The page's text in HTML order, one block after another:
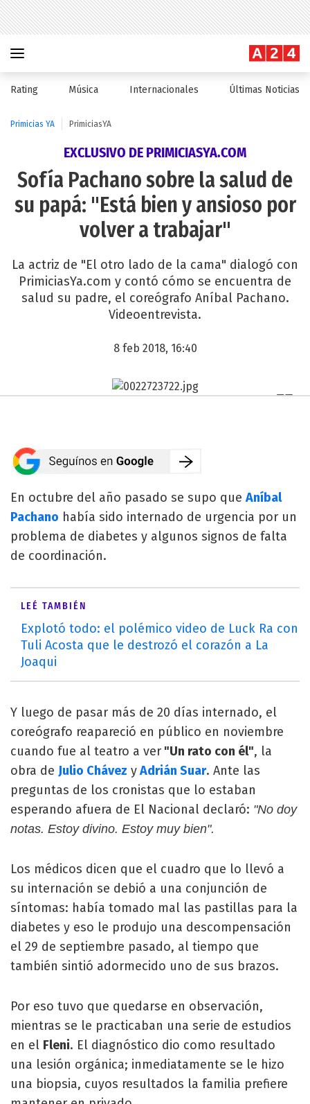
Rating Música Internacionales Últimas Noticias
Primicias YA PrimiciasYA
EXCLUSIVO DE PRIMICIASYA.COM
Sofía Pachano sobre la salud de
su papá: "Está bien y ansioso por
volver a trabajar"
La actriz de "El otro lado de la cama" dialogó con
PrimiciasYa.com y contó cómo se encuentra de
salud su padre, el coreógrafo Aníbal Pachano.
Videoentrevista.
8 feb 2018, 16:40
En octubre del año pasado se supo que Aníbal
Pachano había sido internado de urgencia por un
problema de diabetes y algunos signos de falta
de coordinación.
LEÉ TAMBIÉN
Explotó todo: el polémico video de Luck Ra con
Tuli Acosta que le destrozó el corazón a La
Joaqui
Y luego de pasar más de 20 días internado, el
coreógrafo reapareció en público en noviembre
cuando fue al teatro a ver "Un rato con él", la
obra de Julio Chávez yAdrián Suar. Ante las
preguntas de los cronistas que lo estaban
esperando afuera de El Nacional declaró: "No doy
notas. Estoy divino. Estoy muy bien".
Los médicos dicen que el cuadro que lo llevó a
su internación se debió a una conjunción de
síntomas: había tomado mal las pastillas para la
diabetes y eso le produjo una descompensación
el 29 de septiembre pasado, al tiempo que
también sintió adormecido uno de sus brazos.
Por eso tuvo que quedarse en observación,
mientras se le practicaban una serie de estudios
en el Fleni. El diagnóstico dio como resultado
una lesión orgánica; inmediatamente se le hizo
una biopsia, cuyos resultados la familia prefiere